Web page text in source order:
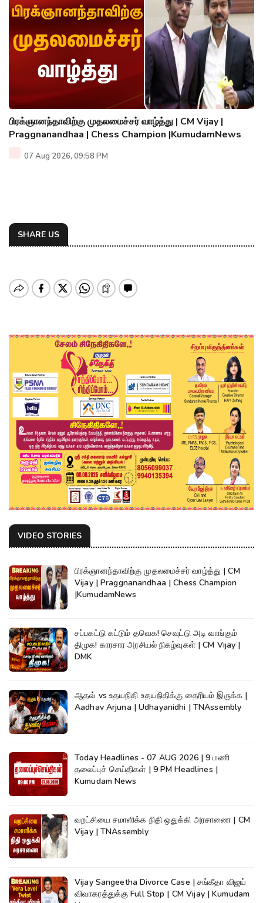
பிரக்ஞானந்தாவிற்கு முதலமைச்சர் வாழ்த்து | CM Vijay |
Praggnanandhaa | Chess Champion |KumudamNews
07 Aug 2026, 09:58 PM
SHARE US
VIDEO STORIES
பிரக்ஞானந்தாவிற்கு முதலமைச்சர் வாழ்த்து | CM
Vijay | Praggnanandhaa | Chess Champion
|KumudamNews
சப்பகட்டு கட்டும் தவெக! செவுட்டு அடி வாங்கும்
திமுக! காரசார அரசியல் நிகழ்வுகள் | CM Vijay |
DMK
ஆதவ் vs உதயநிதி உதயநிதிக்கு தைரியம் இருக்க |
Aadhav Arjuna | Udhayanidhi | TNAssembly
Today Headlines - 07 AUG 2026 | 9 மணி
தலைப்புச் செய்திகள் | 9 PM Headlines |
Kumudam News
வறட்சியை சமாளிக்க நிதி ஒதுக்கி அரசாணை | CM
Vijay | TNAssembly
Vijay Sangeetha Divorce Case | சங்கீதா விஜய்
விவாகரத்துக்கு Full Stop | CM Vijay | Kumudam